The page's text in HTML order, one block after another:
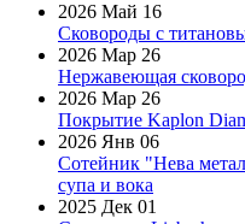
2026 Май 16
Сковороды с
2026 Мар 26
Нержавеющая
2026 Мар 26
Покрытие Kaplon
2026 Янв 06
Сотейник "Нева
супа и вока
2025 Дек 01